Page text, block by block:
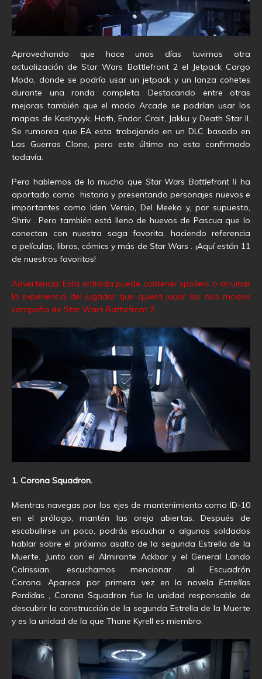
Aprovechando que hace unos días tuvimos otra
actualización de Star Wars Battlefront 2 el Jetpack Cargo
Modo, donde se podría usar un jetpack y un lanza cohetes
durante una ronda completa. Destacando entre otras
mejoras también que el modo Arcade se podrían usar los
mapas de Kashyyyk, Hoth, Endor, Crait, Jakku y Death Star II.
Se rumorea que EA esta trabajando en un DLC basado en
Las Guerras Clone, pero este último no esta confirmado
todavía.
Pero hablemos de lo mucho que Star Wars Battlefront II ha
aportado como historia y presentando personajes nuevos e
importantes como Iden Versio, Del Meeko y, por supuesto,
Shriv .Pero también está lleno de huevos de Pascua que lo
conectan con nuestra saga favorita, haciendo referencia
a películas, libros, cómics y más de Star Wars . ¡Aquí están 11
de nuestros favoritos!
Advertencia: Esta entrada puede contener spoilers o arruinar
la experiencia del jugador que quiera jugar los dos modos
campaña de Star Wars Battlefront 2.
1. Corona Squadron.
Mientras navegas por los ejes de mantenimiento como ID-10
en el prólogo, mantén las oreja abiertas. Después de
escabullirse un poco, podrás escuchar a algunos soldados
hablar sobre el próximo asalto de la segunda Estrella de la
Muerte. Junto con el Almirante Ackbar y el General Lando
Calrissian, escuchamos mencionar al Escuadrón
Corona. Aparece por primera vez en la novela Estrellas
Perdidas , Corona Squadron fue la unidad responsable de
descubrir la construcción de la segunda Estrella de la Muerte
y es la unidad de la que Thane Kyrell es miembro.